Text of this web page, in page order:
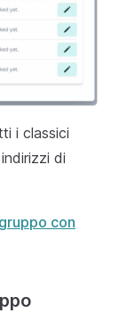
i classici
di
con